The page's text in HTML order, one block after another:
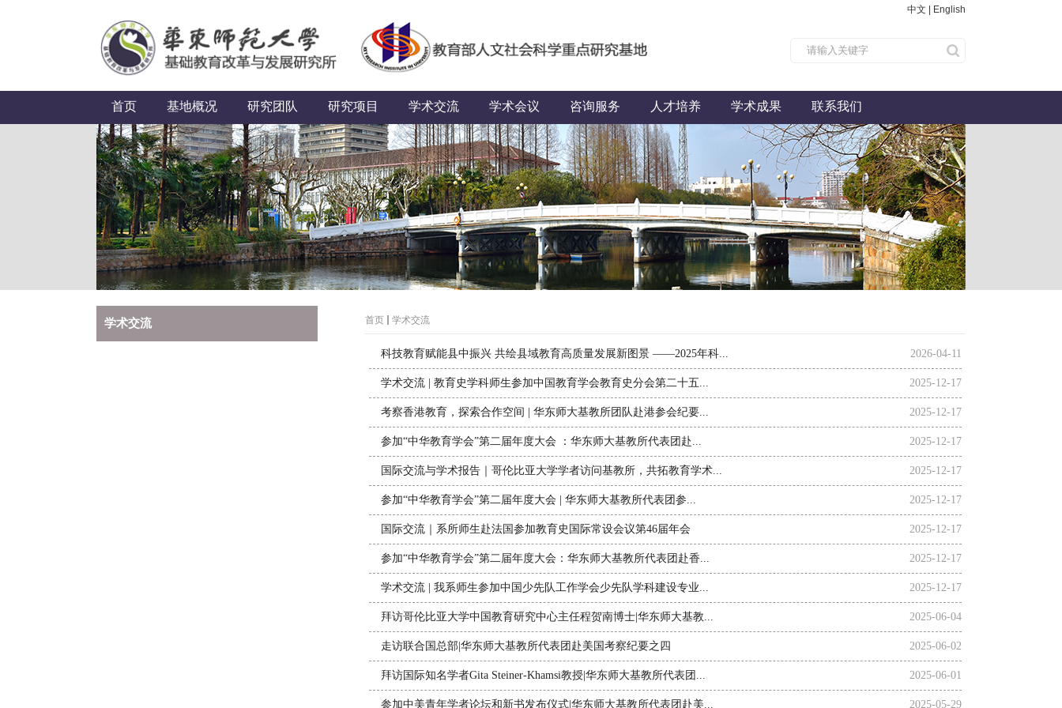
中文 English
首页 基地概况 研究团队 研究项目 学术交流 学术会议 咨询服务 人才培养 学术成果 联系我们
学术交流 首页 学术交流
科技教育赋能县中振兴 共绘县域教育高质量发展新图景 ——2025年科... 2026-04-11
学术交流 | 教育史学科师生参加中国教育学会教育史分会第二十五... 2025-12-17
考察香港教育，探索合作空间 | 华东师大基教所团队赴港参会纪要... 2025-12-17
参加“中华教育学会”第二届年度大会 ：华东师大基教所代表团赴... 2025-12-17
国际交流与学术报告｜哥伦比亚大学学者访问基教所，共拓教育学术... 2025-12-17
参加“中华教育学会”第二届年度大会 | 华东师大基教所代表团参... 2025-12-17
国际交流｜系所师生赴法国参加教育史国际常设会议第46届年会 2025-12-17
参加“中华教育学会”第二届年度大会：华东师大基教所代表团赴香... 2025-12-17
学术交流 | 我系师生参加中国少先队工作学会少先队学科建设专业... 2025-12-17
拜访哥伦比亚大学中国教育研究中心主任程贺南博士|华东师大基教... 2025-06-04
走访联合国总部|华东师大基教所代表团赴美国考察纪要之四 2025-06-02
拜访国际知名学者Gita Steiner-Khamsi教授|华东师大基教所代表团... 2025-06-01
参加中美青年学者论坛和新书发布仪式|华东师大基教所代表团赴美... 2025-05-29